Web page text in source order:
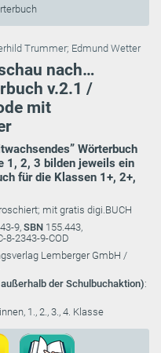
Trummer; Edmund Wetter
nach…
v.2.1 /
mit
Wörterbuch
1, 2, 3 bilden jeweils ein
für die Klassen 1+, 2+,
mit gratis digi.BUCH
9, SBN 155.443,
8-2343-9-COD
Lemberger GmbH /
der Schulbuchaktion):
1., 2., 3., 4. Klasse